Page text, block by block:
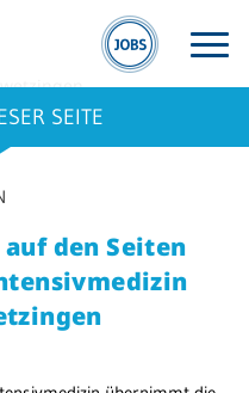
SEITE
den Seiten